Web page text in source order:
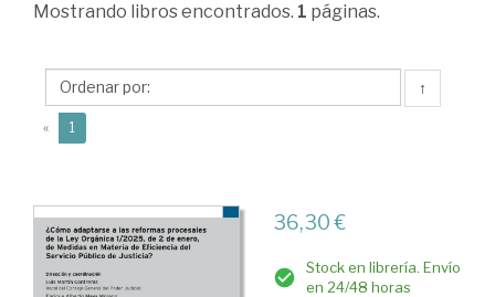
Maya
Enrique
Alberto
Mostrando libros encontrados. 1 páginas.
↑
« 1
36,30 €
Stock en librería. Envío
en 24/48 horas